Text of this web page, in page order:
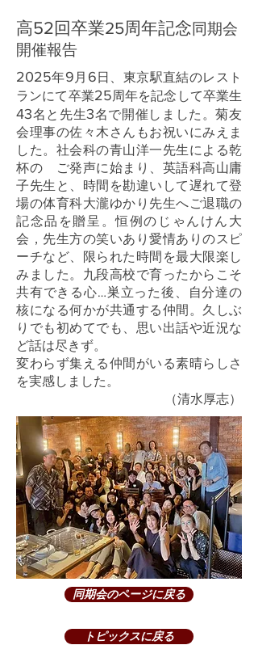
高52回卒業25周年記念同期会
開催報告
2025年9 月 6 日、東京駅直結のレスト
ランにて卒業25周年を記念して卒業生
43名と先生3名で開催しました。菊友
会理事の佐々木さんもお祝いにみえま
した。社会科の青山洋一先生による乾
杯の ご発声に始まり、英語科高山庸
子先生と、時間を勘違いして遅れて登
場の体育科大瀧ゆかり先生へご退職の
記念品を贈呈。恒例のじゃんけん大
会，先生方の笑いあり愛情ありのスピ
ーチなど、限られた時間を最大限楽し
みました。九段高校で育ったからこそ
共有できる心…巣立った後、自分達の
核になる何かが共通する仲間。久しぶ
りでも初めてでも、思い出話や近況な
ど話は尽きず。
変わらず集える仲間がいる素晴らしさ
を実感しました。
（清水厚志）
同期会のページに戻る
トピックスに戻る